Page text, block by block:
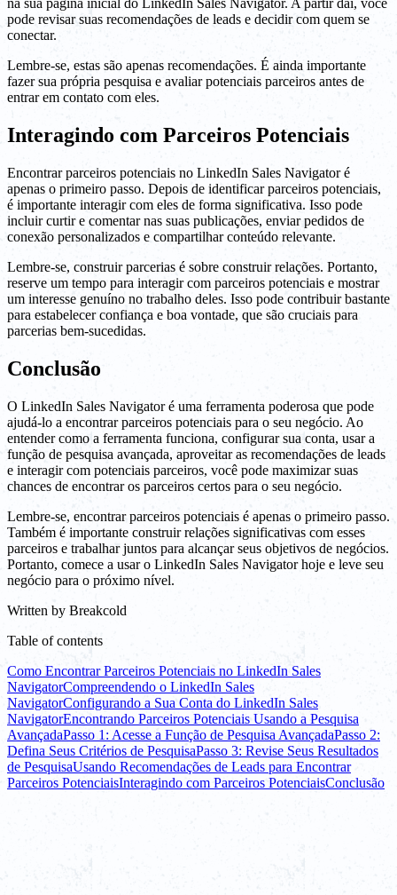
na sua página inicial do LinkedIn Sales Navigator. A partir daí, você
pode revisar suas recomendações de leads e decidir com quem se
conectar.
Lembre-se, estas são apenas recomendações. É ainda importante
fazer sua própria pesquisa e avaliar potenciais parceiros antes de
entrar em contato com eles.
Interagindo com Parceiros Potenciais
Encontrar parceiros potenciais no LinkedIn Sales Navigator é
apenas o primeiro passo. Depois de identificar parceiros potenciais,
é importante interagir com eles de forma significativa. Isso pode
incluir curtir e comentar nas suas publicações, enviar pedidos de
conexão personalizados e compartilhar conteúdo relevante.
Lembre-se, construir parcerias é sobre construir relações. Portanto,
reserve um tempo para interagir com parceiros potenciais e mostrar
um interesse genuíno no trabalho deles. Isso pode contribuir bastante
para estabelecer confiança e boa vontade, que são cruciais para
parcerias bem-sucedidas.
Conclusão
O LinkedIn Sales Navigator é uma ferramenta poderosa que pode
ajudá-lo a encontrar parceiros potenciais para o seu negócio. Ao
entender como a ferramenta funciona, configurar sua conta, usar a
função de pesquisa avançada, aproveitar as recomendações de leads
e interagir com potenciais parceiros, você pode maximizar suas
chances de encontrar os parceiros certos para o seu negócio.
Lembre-se, encontrar parceiros potenciais é apenas o primeiro passo.
Também é importante construir relações significativas com esses
parceiros e trabalhar juntos para alcançar seus objetivos de negócios.
Portanto, comece a usar o LinkedIn Sales Navigator hoje e leve seu
negócio para o próximo nível.
Written by Breakcold
Table of contents
Como Encontrar Parceiros Potenciais no LinkedIn Sales
NavigatorCompreendendo o LinkedIn Sales
NavigatorConfigurando a Sua Conta do LinkedIn Sales
NavigatorEncontrando Parceiros Potenciais Usando a Pesquisa
AvançadaPasso 1: Acesse a Função de Pesquisa AvançadaPasso 2:
Defina Seus Critérios de PesquisaPasso 3: Revise Seus Resultados
de PesquisaUsando Recomendações de Leads para Encontrar
Parceiros PotenciaisInteragindo com Parceiros PotenciaisConclusão